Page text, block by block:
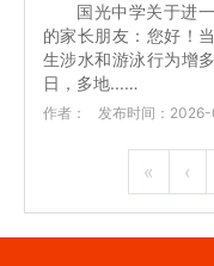
国光中学关于进
的家长朋友：您好！
生涉水和游泳行为增
日，多地...…
作者： 发布时间：
« ‹